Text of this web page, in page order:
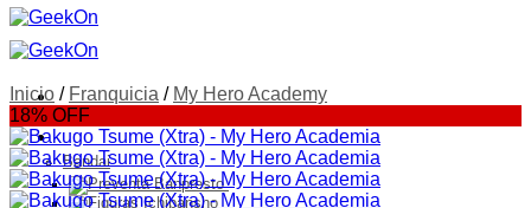
FIGURAS
Bandai
Inicio / Franquicia / My Hero Academy
18% OFF